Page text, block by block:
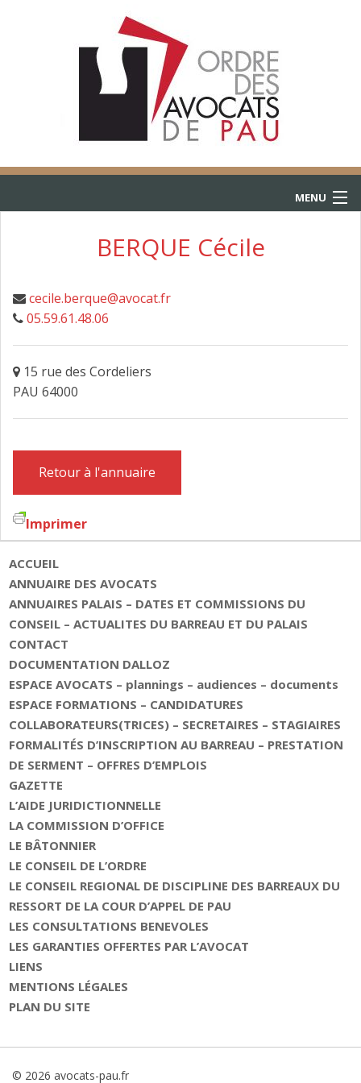
MENU
CONSULTATIONS
L’AIDE JURIDICTIONNELLE
CONTACT
BERQUE Cécile
cecile.berque@avocat.fr
05.59.61.48.06
15 rue des Cordeliers
PAU 64000
Retour à l'annuaire
Imprimer
ACCUEIL
ANNUAIRE DES AVOCATS
ANNUAIRES PALAIS – DATES ET COMMISSIONS DU
CONSEIL – ACTUALITES DU BARREAU ET DU PALAIS
CONTACT
DOCUMENTATION DALLOZ
ESPACE AVOCATS – plannings – audiences – documents
ESPACE FORMATIONS – CANDIDATURES
COLLABORATEURS(TRICES) – SECRETAIRES – STAGIAIRES
FORMALITÉS D’INSCRIPTION AU BARREAU – PRESTATION
DE SERMENT – OFFRES D’EMPLOIS
GAZETTE
L’AIDE JURIDICTIONNELLE
LA COMMISSION D’OFFICE
LE BÂTONNIER
LE CONSEIL DE L’ORDRE
LE CONSEIL REGIONAL DE DISCIPLINE DES BARREAUX DU
RESSORT DE LA COUR D’APPEL DE PAU
LES CONSULTATIONS BENEVOLES
LES GARANTIES OFFERTES PAR L’AVOCAT
LIENS
MENTIONS LÉGALES
PLAN DU SITE
© 2026 avocats-pau.fr